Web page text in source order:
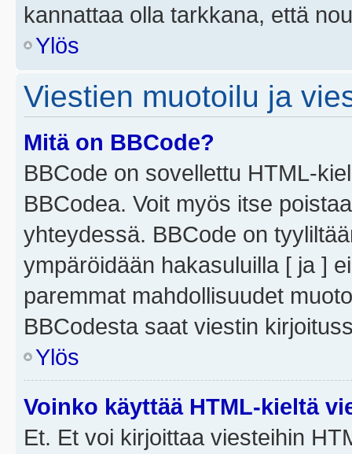
kannattaa olla tarkkana, että
Ylös
Viestien muotoilu ja
Mitä on BBCode?
BBCode on sovellettu HTML-
BBCodea. Voit myös itse
yhteydessä. BBCode on
ympäröidään hakasuluilla [ ja ]
paremmat mahdollisuudet
BBCodesta saat viestin
Ylös
Voinko käyttää HTML-kieltä
Et. Et voi kirjoittaa viesteihin